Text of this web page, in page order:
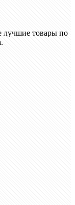
лучшие товары по